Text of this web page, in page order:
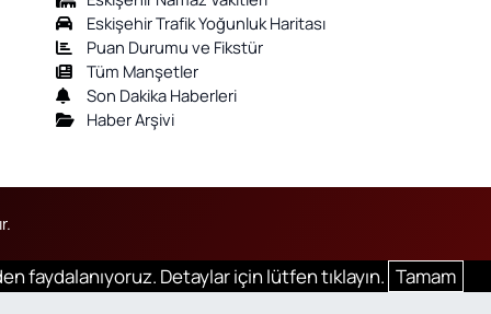
Eskişehir Trafik Yoğunluk Haritası
Puan Durumu ve Fikstür
Tüm Manşetler
Son Dakika Haberleri
Haber Arşivi
faydalanıyoruz. Detaylar için lütfen tıklayın. Tamam